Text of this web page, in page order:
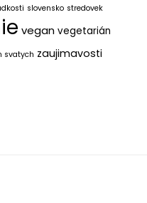
slovensko stredovek
vegan vegetarián
svatych zaujimavosti